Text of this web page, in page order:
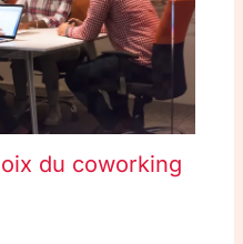
du coworking